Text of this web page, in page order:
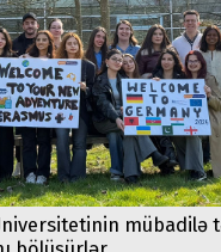
mübadilə